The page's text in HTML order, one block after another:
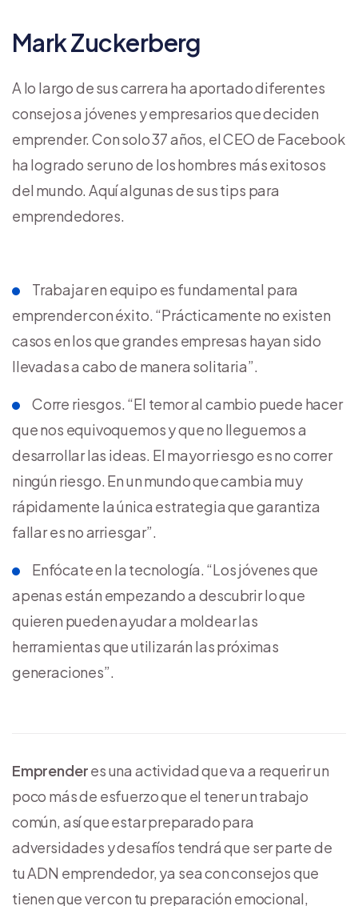
Mark Zuckerberg
A lo largo de sus carrera ha aportado diferentes
consejos a jóvenes y empresarios que deciden
emprender. Con solo 37 años, el CEO de Facebook
ha logrado ser uno de los hombres más exitosos
del mundo. Aquí algunas de sus tips para
emprendedores.
Trabajar en equipo es fundamental para
emprender con éxito. “Prácticamente no existen
casos en los que grandes empresas hayan sido
llevadas a cabo de manera solitaria”.
Corre riesgos. “El temor al cambio puede hacer
que nos equivoquemos y que no lleguemos a
desarrollar las ideas. El mayor riesgo es no correr
ningún riesgo. En un mundo que cambia muy
rápidamente la única estrategia que garantiza
fallar es no arriesgar”.
Enfócate en la tecnología. “Los jóvenes que
apenas están empezando a descubrir lo que
quieren pueden ayudar a moldear las
herramientas que utilizarán las próximas
generaciones”.
Emprenderes una actividad que va a requerir un
poco más de esfuerzo que el tener un trabajo
común, así que estar preparado para
adversidades y desafíos tendrá que ser parte de
tu ADN emprendedor, ya sea con consejos que
tienen que ver con tu preparación emocional,